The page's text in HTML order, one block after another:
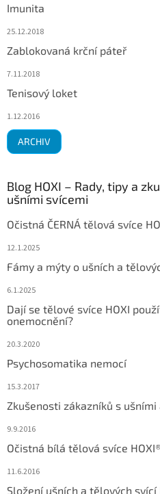
Imunita
25.12.2018
Zablokovaná krční páteř
7.11.2018
Tenisový loket
1.12.2016
ARCHIV
Blog HOXI – Rady, tipy a
ušními svícemi
Očistná ČERNÁ tělová svíce
12.1.2025
Fámy a mýty o ušních a
6.1.2025
Dají se tělové svíce HOXI
onemocnění?
20.3.2020
Psychosomatika nemocí
15.3.2017
Zkušenosti zákazníků s
9.9.2016
Očistná bílá tělová svíce
11.6.2016
Složení ušních a tělových svící